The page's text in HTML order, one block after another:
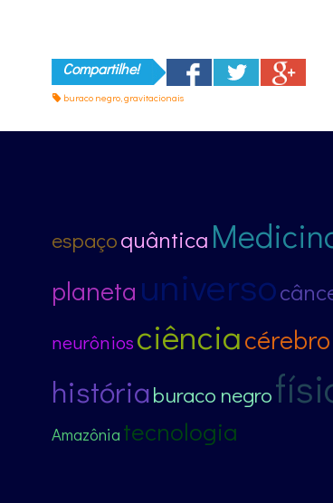
Compartilhe!
buraco negro ,gravitacionais
espaçoquântica
planeta universo
neurôniosciênciacérebro
históriaburaco negro
Amazônia tecnologia